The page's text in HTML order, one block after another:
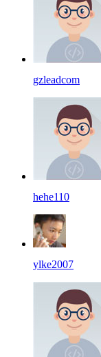
gzleadcom
hehe110
ylke2007